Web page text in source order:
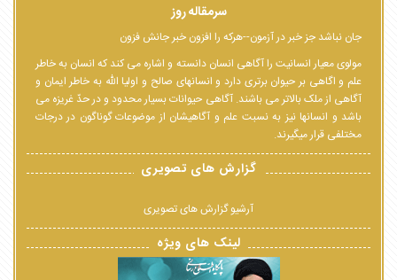
سرمقاله روز
جان نباشد جز خبر در آزمون--هرکه را افزون خبر جانش فزون
مولوی معیار انسانیت را آگاهی انسان دانسته و اشاره می کند که انسان به خاطر
علم و اگاهی بر حیوان برتری دارد و انسانهای صالح و اولیا الله به خاطر ایمان و
آگاهی از ملک بالاتر می باشند. آگاهی حیوانات بسیار محدود و در حدّ غریزه می
باشد و انسانها نیز به نسبت علم و آگاهیشان از موضوعات گوناگون در درجات
مختلفی قرار میگیرند.
گزارش های تصویری
آرشیو گزارش های تصویری
لینک های ویژه